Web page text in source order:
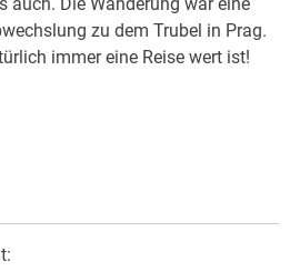
zu dem Trubel in Prag.
immer eine Reise wert ist!